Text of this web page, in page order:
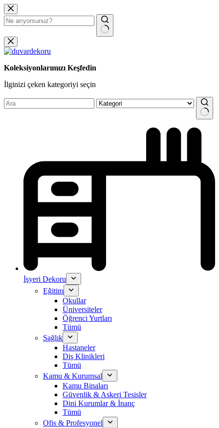
Koleksiyonlarımızı Keşfedin
İlginizi çeken kategoriyi seçin
İşyeri Dekoru
Eğitim
Okullar
Üniversiteler
Öğrenci Yurtları
Tümü
Sağlık
Hastaneler
Diş Klinikleri
Tümü
Kamu & Kurumsal
Kamu Binaları
Güvenlik & Askeri Tesisler
Dini Kurumlar & İnanç
Tümü
Ofis & Profesyonel